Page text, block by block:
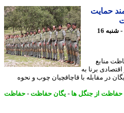
16 ماه پیش - شنبه 16
برنا به
مقابله با قاچاقچیان چوب و نحوه
از جنگل ها- یگان حفاظت-حفاظت